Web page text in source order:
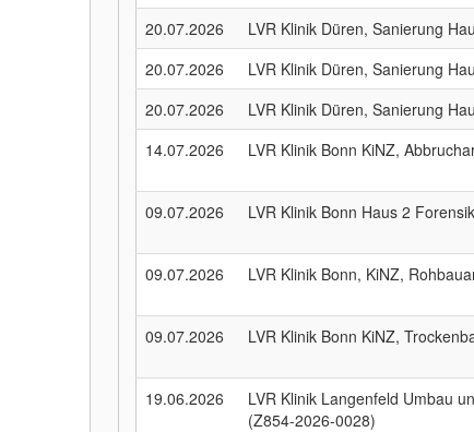
20.07.2026
LVR Klinik Düren, Sanierung
20.07.2026
LVR Klinik Düren, Sanierung
20.07.2026
LVR Klinik Düren, Sanierung
14.07.2026
LVR Klinik Bonn KiNZ,
09.07.2026 LVR Klinik Bonn Haus 2
09.07.2026 LVR Klinik Bonn, KiNZ,
09.07.2026 LVR Klinik Bonn KiNZ,
19.06.2026
LVR Klinik Langenfeld Umbau
(Z854-2026-0028)